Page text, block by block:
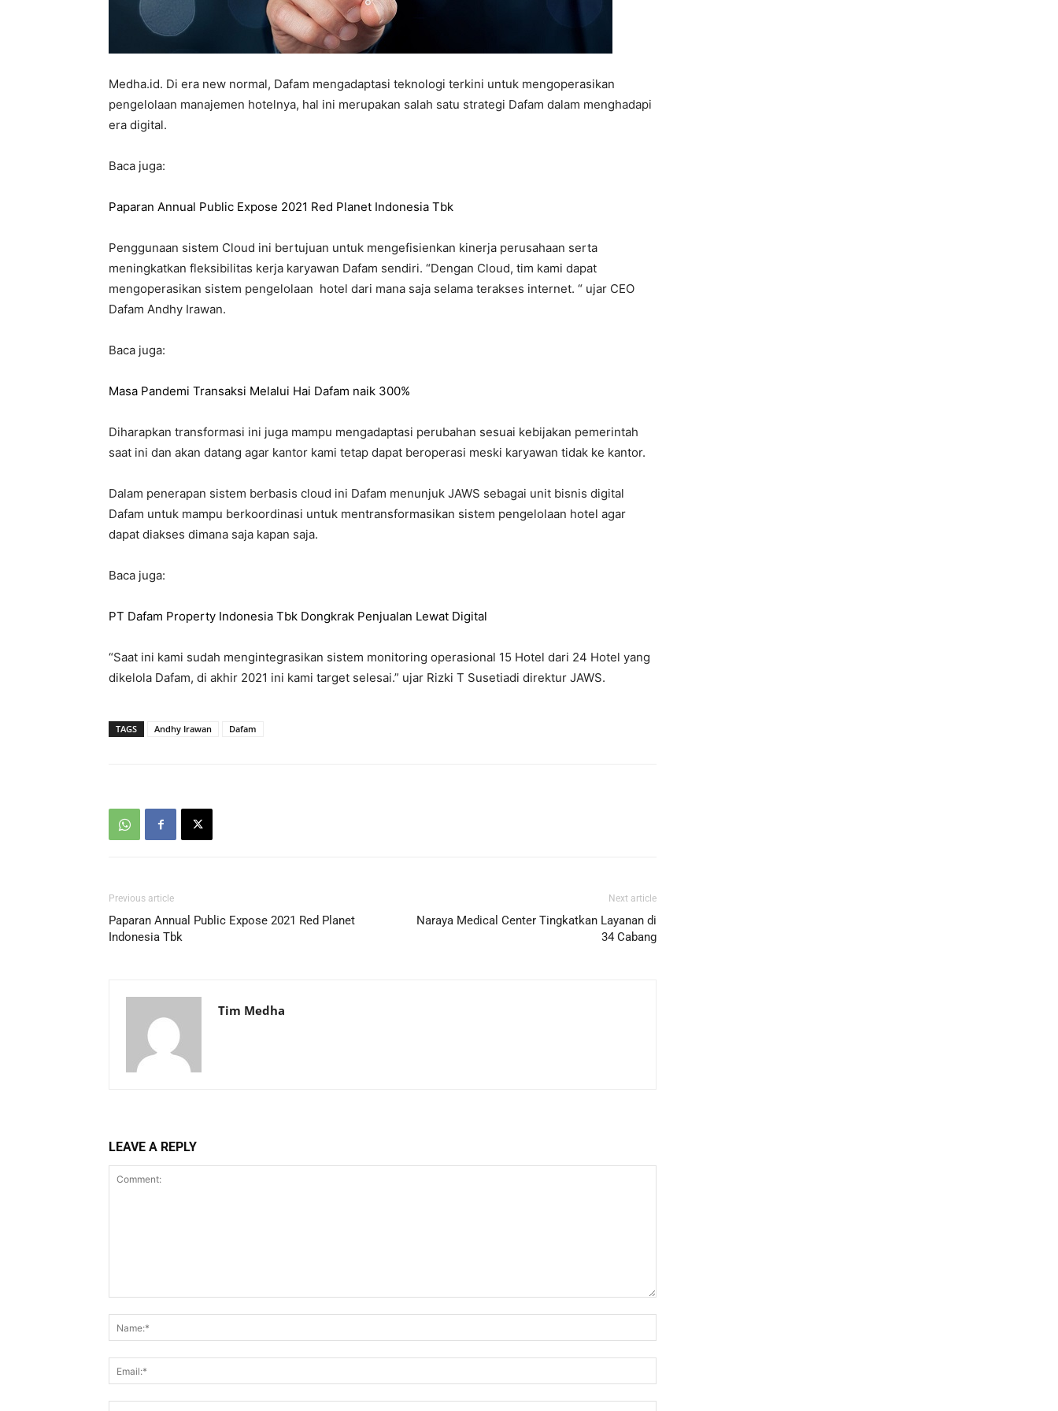
Medha.id. Di era new normal, Dafam mengadaptasi teknologi terkini untuk mengoperasikan
pengelolaan manajemen hotelnya, hal ini merupakan salah satu strategi Dafam dalam menghadapi
era digital.
Baca juga:
Paparan Annual Public Expose 2021 Red Planet Indonesia Tbk
Penggunaan sistem Cloud ini bertujuan untuk mengefisienkan kinerja perusahaan serta
meningkatkan fleksibilitas kerja karyawan Dafam sendiri. “Dengan Cloud, tim kami dapat
mengoperasikan sistem pengelolaan hotel dari mana saja selama terakses internet. “ ujar CEO
Dafam Andhy Irawan.
Baca juga:
Masa Pandemi Transaksi Melalui Hai Dafam naik 300%
Diharapkan transformasi ini juga mampu mengadaptasi perubahan sesuai kebijakan pemerintah
saat ini dan akan datang agar kantor kami tetap dapat beroperasi meski karyawan tidak ke kantor.
Dalam penerapan sistem berbasis cloud ini Dafam menunjuk JAWS sebagai unit bisnis digital
Dafam untuk mampu berkoordinasi untuk mentransformasikan sistem pengelolaan hotel agar
dapat diakses dimana saja kapan saja.
Baca juga:
PT Dafam Property Indonesia Tbk Dongkrak Penjualan Lewat Digital
“Saat ini kami sudah mengintegrasikan sistem monitoring operasional 15 Hotel dari 24 Hotel yang
dikelola Dafam, di akhir 2021 ini kami target selesai.” ujar Rizki T Susetiadi direktur JAWS.
TAGS Andhy Irawan Dafam
Previous article
Paparan Annual Public Expose 2021 Red Planet
Indonesia Tbk
Next article
Naraya Medical Center Tingkatkan Layanan di
34 Cabang
Tim Medha
LEAVE A REPLY